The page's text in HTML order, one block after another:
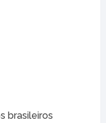
brasileiros